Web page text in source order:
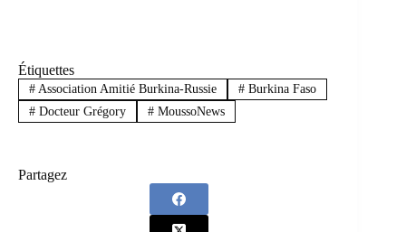
Étiquettes
#Association Amitié Burkina-Russie #Burkina Faso
#Docteur Grégory #MoussoNews
Partagez